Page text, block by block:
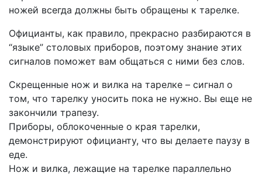
ножей всегда должны быть обращены к тарелке.
Официанты, как правило, прекрасно разбираются в
“языке” столовых приборов, поэтому знание этих
сигналов поможет вам общаться с ними без слов.
Скрещенные нож и вилка на тарелке – сигнал о
том, что тарелку уносить пока не нужно. Вы еще не
закончили трапезу.
Приборы, облокоченные о края тарелки,
демонстрируют официанту, что вы делаете паузу в
еде.
Нож и вилка, лежащие на тарелке параллельно